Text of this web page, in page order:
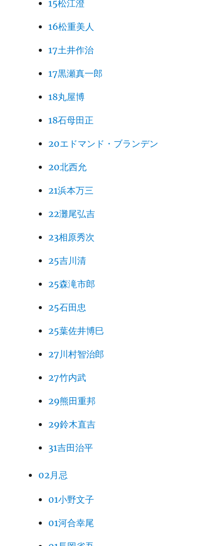
15松江澄
16松重美人
17土井作治
17黒瀬真一郎
18丸屋博
18石母田正
20エドマンド・ブランデン
20北西允
21浜本万三
22灘尾弘吉
23相原秀次
25吉川清
25森滝市郎
25石田忠
25葉佐井博巳
27川村智治郎
27竹内武
29熊田重邦
29鈴木直吉
31吉田治平
02月忌
01小野文子
01河合幸尾